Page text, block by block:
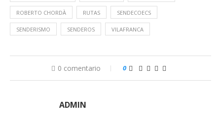
ROBERTO CHORDÀ RUTAS SENDECOECS
SENDERISMO SENDEROS VILAFRANCA
0 comentario 0
ADMIN